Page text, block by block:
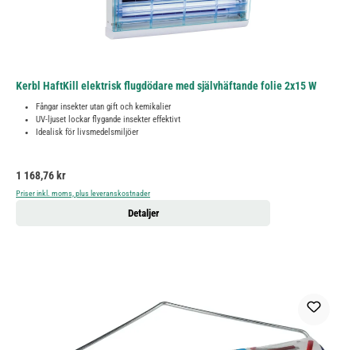
Kerbl HaftKill elektrisk flugdödare med självhäftande folie 2x15 W
Fångar insekter utan gift och kemikalier
UV-ljuset lockar flygande insekter effektivt
Idealisk för livsmedelsmiljöer
Ordinarie pris:
1 168,76 kr
Priser inkl. moms, plus leveranskostnader
Detaljer